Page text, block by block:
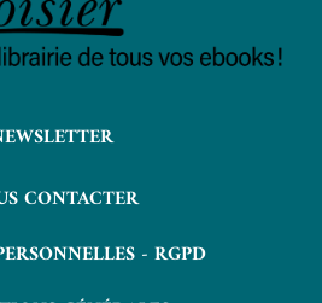
CONTACTER
- RGPD